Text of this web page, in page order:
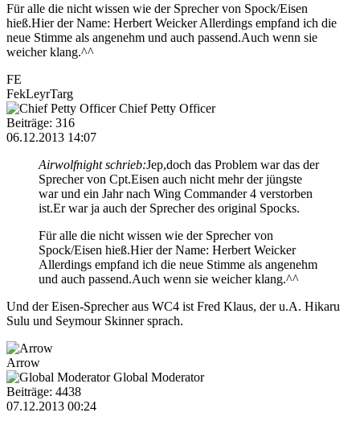
Für alle die nicht wissen wie der Sprecher von Spock/Eisen
hieß.Hier der Name: Herbert Weicker Allerdings empfand ich die
neue Stimme als angenehm und auch passend.Auch wenn sie
weicher klang.^^
FE
FekLeyrTarg
Chief Petty Officer
Beiträge: 316
06.12.2013 14:07
Airwolfnight schrieb:Jep,doch das Problem war das der
Sprecher von Cpt.Eisen auch nicht mehr der jüngste
war und ein Jahr nach Wing Commander 4 verstorben
ist.Er war ja auch der Sprecher des original Spocks.
Für alle die nicht wissen wie der Sprecher von
Spock/Eisen hieß.Hier der Name: Herbert Weicker
Allerdings empfand ich die neue Stimme als angenehm
und auch passend.Auch wenn sie weicher klang.^^
Und der Eisen-Sprecher aus WC4 ist Fred Klaus, der u.A. Hikaru
Sulu und Seymour Skinner sprach.
Arrow
Global Moderator
Beiträge: 4438
07.12.2013 00:24